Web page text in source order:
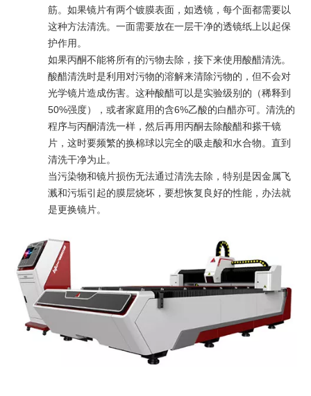
筋。如果镜片有两个镀膜表面，如透镜，每个面都需要以
这种方法清洗。一面需要放在一层干净的透镜纸上以起保
护作用。
如果丙酮不能将所有的污物去除，接下来使用酸醋清洗。
酸醋清洗时是利用对污物的溶解来清除污物的，但不会对
光学镜片造成伤害。这种酸醋可以是实验级别的（稀释到
50%强度），或者家庭用的含6%乙酸的白醋亦可。清洗的
程序与丙酮清洗一样，然后再用丙酮去除酸醋和搽干镜
片，这时要频繁的换棉球以完全的吸走酸和水合物。直到
清洗干净为止。
当污染物和镜片损伤无法通过清洗去除，特别是因金属飞
溅和污垢引起的膜层烧坏，要想恢复良好的性能，办法就
是更换镜片。